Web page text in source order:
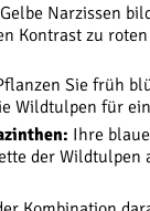
Gelbe Narzissen
Kontrast zu
Sie früh
Wildtulpen für
Ihre
der Wildtulpen